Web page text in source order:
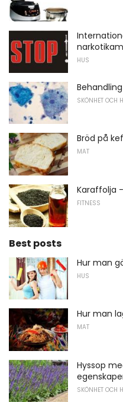
HUS
SKÖNHET OCH
Bröd på
MAT
Karaffolja
FITNESS
Best posts
Hur man
HUS
Hur man
MAT
Hyssop
SKÖNHET OCH